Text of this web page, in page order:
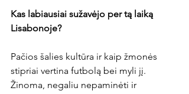
Kas labiausiai sužavėjo per tą laiką
Lisabonoje?
Pačios šalies kultūra ir kaip žmonės
stipriai vertina futbolą bei myli jį.
Žinoma, negaliu nepaminėti ir